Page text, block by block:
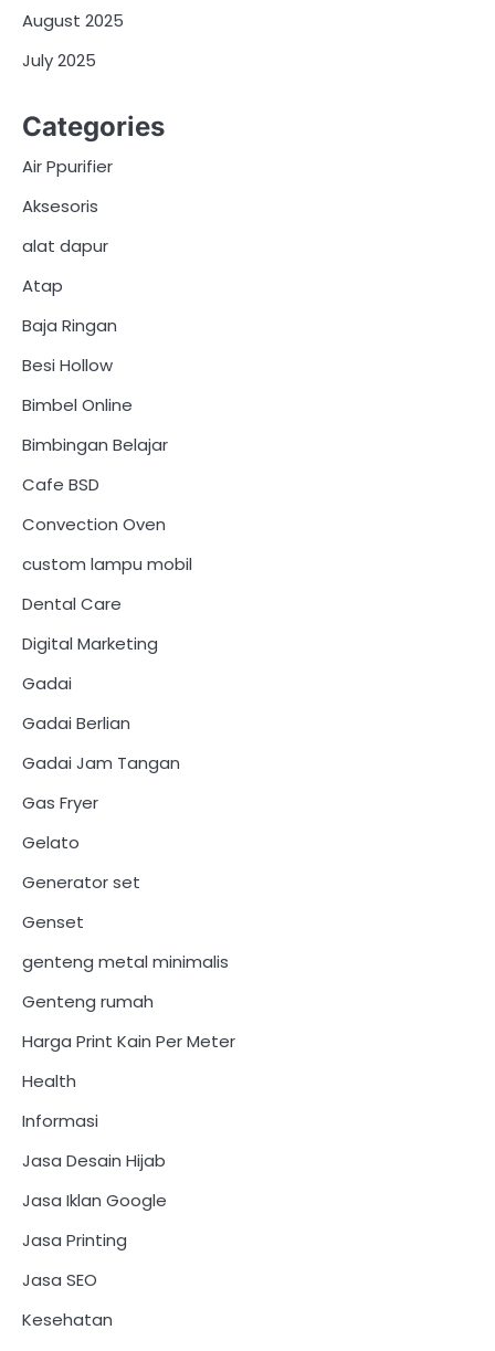
August 2025
July 2025
Categories
Air Ppurifier
Aksesoris
alat dapur
Atap
Baja Ringan
Besi Hollow
Bimbel Online
Bimbingan Belajar
Cafe BSD
Convection Oven
custom lampu mobil
Dental Care
Digital Marketing
Gadai
Gadai Berlian
Gadai Jam Tangan
Gas Fryer
Gelato
Generator set
Genset
genteng metal minimalis
Genteng rumah
Harga Print Kain Per Meter
Health
Informasi
Jasa Desain Hijab
Jasa Iklan Google
Jasa Printing
Jasa SEO
Kesehatan